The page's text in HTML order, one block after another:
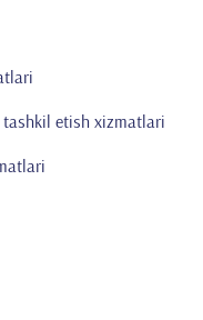
etish xizmatlari